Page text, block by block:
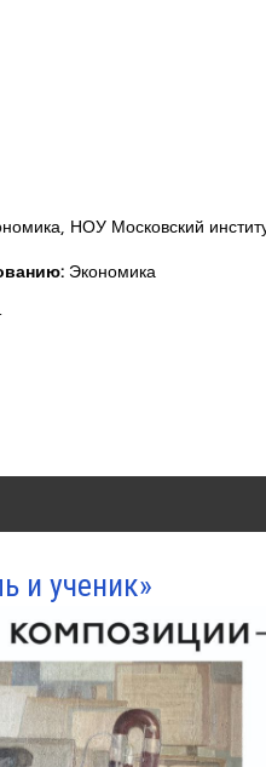
НОУ Московский
Экономика
и ученик»